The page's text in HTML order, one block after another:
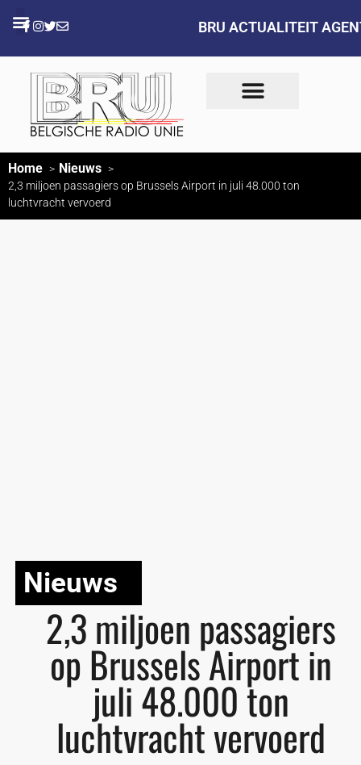
BRU ACTUALITEIT
Home Nieuws
2,3 miljoen passagiers op Brussels Airport in juli 48.000 ton
luchtvracht vervoerd
Nieuws
2,3 miljoen passagiers
op Brussels Airport in
juli 48.000 ton
luchtvracht vervoerd